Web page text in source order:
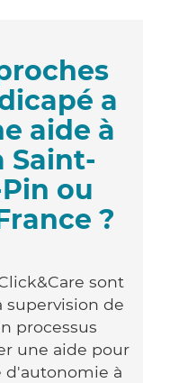
a
aide à
Saint-
ou
?
sont
supervision de
processus
une aide pour
d'autonomie à